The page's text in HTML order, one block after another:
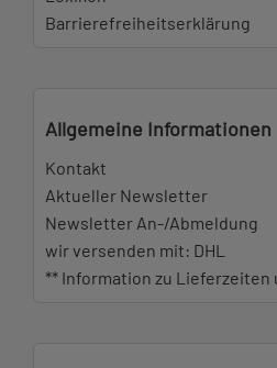
Barrierefreiheitserklärung
Allgemeine Informationen
Kontakt
Aktueller Newsletter
Newsletter An-/Abmeldung
wir versenden mit: DHL
** Information zu